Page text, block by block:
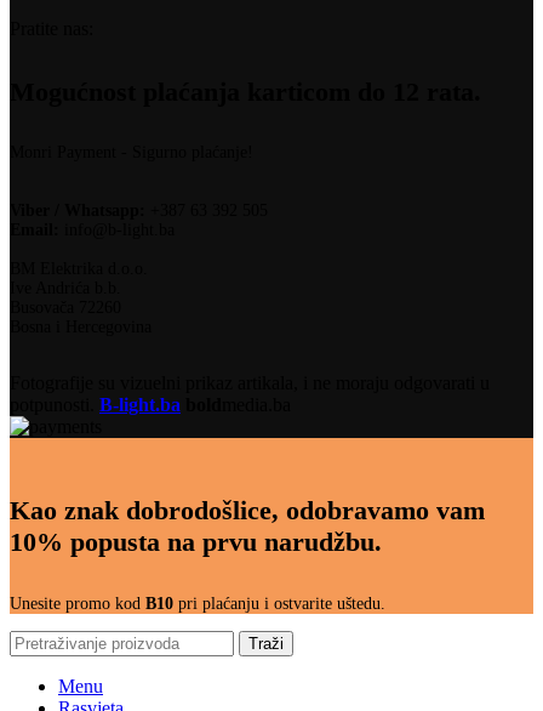
B-light.ba
Kao znak dobrodošlice, odobravamo vam
10% popusta na prvu narudžbu.
Unesite promo kod B10 pri plaćanju i ostvarite uštedu.
Traži
Menu